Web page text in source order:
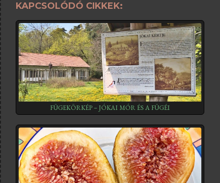
KAPCSOLÓDÓ CIKKEK:
FÜGEKÖRKÉP – JÓKAI MÓR ÉS A FÜGÉI